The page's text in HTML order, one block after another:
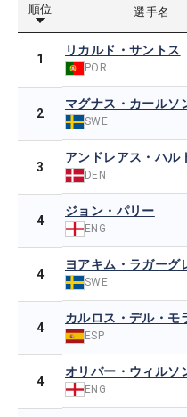
順位 選手名
1
リカルド・サントス
POR
2
マグナス・カールソ
SWE
3
アンドレアス・ハル
DEN
4
ジョン・パリー
ENG
4
ヨアキム・ラガーグ
SWE
4
カルロス・デル・モ
ESP
4
オリバー・ウィルソ
ENG